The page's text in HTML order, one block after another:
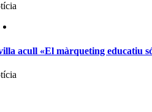
acull «El màrqueting educatiu